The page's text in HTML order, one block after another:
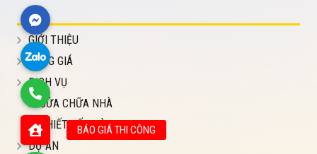
GIỚI THIỆU
BẢNG GIÁ
DỊCH VỤ
SỬA CHỮA NHÀ
THIẾT KẾ NHÀ
DỰ ÁN